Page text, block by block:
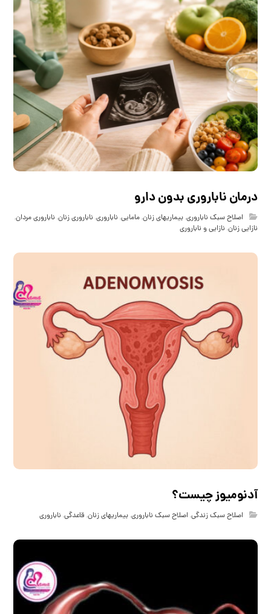
درمان ناباروری بدون دارو
اصلاح سبک ناباروری,بیماریهای زنان,مامایی, ناباروری, ناباروری زنان, ناباروری مردان,
نازایی زنان, نازایی و ناباروری
آدنومیوز چیست؟
اصلاح سبک زندگی,اصلاح سبک ناباروری,بیماریهای زنان, قاعدگی, ناباروری